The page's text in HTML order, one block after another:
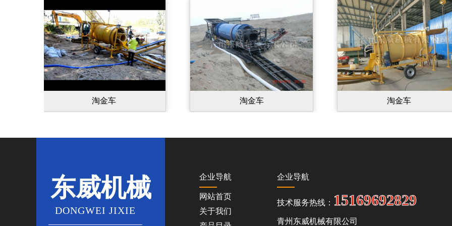
淘金车 淘金车 淘金车
东威机械
DONGWEI JIXIE
企业导航
网站首页
关于我们
企业导航
技术服务热线： 15169692829
青州东威机械有限公司